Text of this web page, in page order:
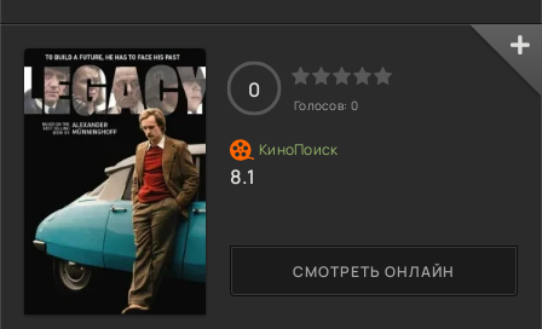
Теду должность главного тренера, рассчитывая, что тот
развалит клуб. Ничего не смысля в этом виде спорта, Тед
приступает к своим новым обязанностям со всем
присущим ему энтузиазмом.
СМОТРЕТЬ ОНЛАЙН
0
Голосов: 0
8.1